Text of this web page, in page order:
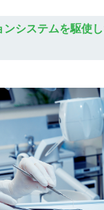
システムを駆使